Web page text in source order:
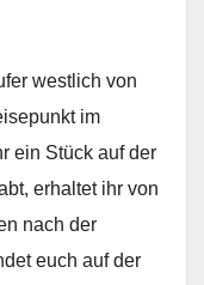
westlich von
im
ein Stück auf der
erhaltet ihr von
nach der
euch auf der